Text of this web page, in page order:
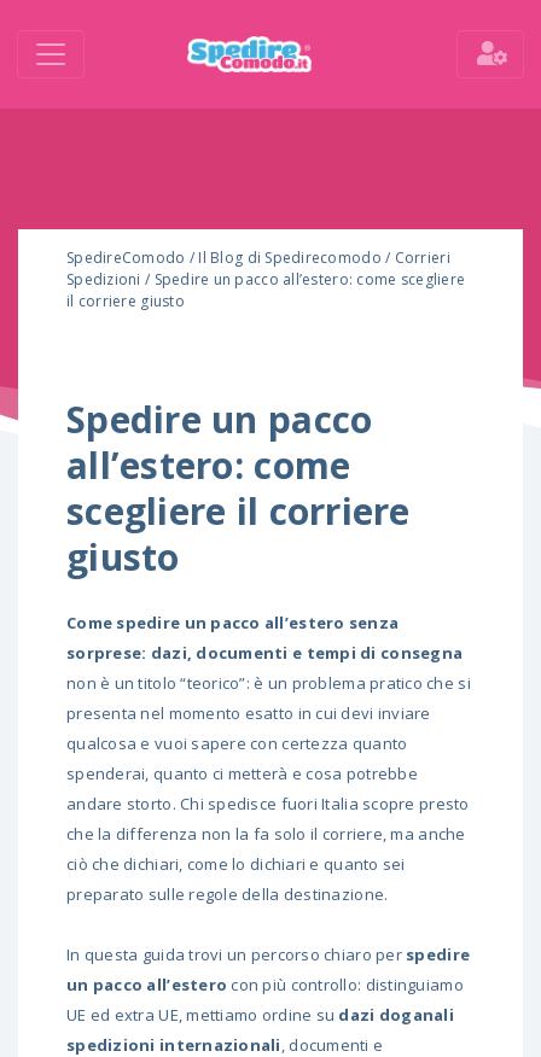
SpedireComodo / Il Blog di Spedirecomodo / Corrieri
Spedizioni / Spedire un pacco all’estero: come scegliere
il corriere giusto
Spedire un pacco
all’estero: come
scegliere il corriere
giusto
Come spedire un pacco all’estero senza
sorprese: dazi, documenti e tempi di consegna
non è un titolo “teorico”: è un problema pratico che si
presenta nel momento esatto in cui devi inviare
qualcosa e vuoi sapere con certezza quanto
spenderai, quanto ci metterà e cosa potrebbe
andare storto. Chi spedisce fuori Italia scopre presto
che la differenza non la fa solo il corriere, ma anche
ciò che dichiari, come lo dichiari e quanto sei
preparato sulle regole della destinazione.
In questa guida trovi un percorso chiaro per spedire
un pacco all’estero con più controllo: distinguiamo
UE ed extra UE, mettiamo ordine su dazi doganali
spedizioni internazionali, documenti e